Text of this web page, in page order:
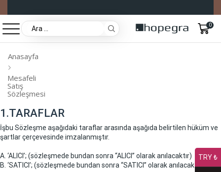
0
Anasayfa
Mesafeli
Satış
Sözleşmesi
1.TARAFLAR
İşbu Sözleşme aşağıdaki taraflar arasında aşağıda belirtilen hüküm ve
şartlar çerçevesinde imzalanmıştır.
A. ‘ALICI’; (sözleşmede bundan sonra “ALICI” olarak anılacaktır)
B. ‘SATICI’; (sözleşmede bundan sonra “SATICI” olarak anılacaktır)
TRY ₺